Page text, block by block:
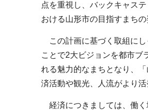
点を重視し、バックキャス
おける山形市の目指すまち
この計画に基づく取組にし
ことで2大ビジョンを都市ブ
れる魅力的なまちとなり、
済活動や観光、人流がより
経済につきましては、働く